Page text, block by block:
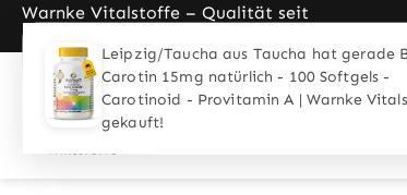
Zur Hauptnavigation springen
Warnke Vitalstoffe – Qualität seit
1989
Anwendungen
Leipzig/Taucha aus Taucha hat gerade
Carotin 15mg natürlich - 100 Softgels -
Carotinoid - Provitamin A | Warnke
gekauft!